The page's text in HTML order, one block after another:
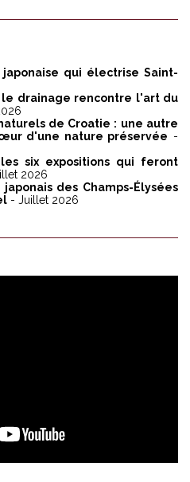
qui électrise Saint-
le drainage rencontre l'art du
de Croatie : une autre
d'une nature préservée -
six expositions qui feront
2026
des Champs-Élysées
- Juillet 2026